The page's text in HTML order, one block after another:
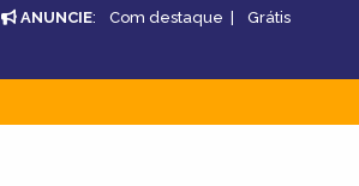
ANUNCIE: Com destaque | Grátis